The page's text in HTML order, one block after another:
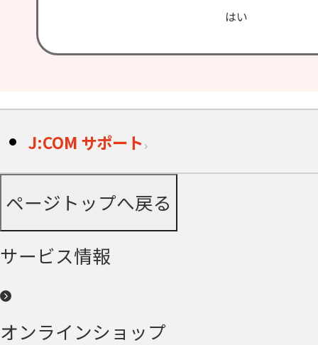
はい
J:COM サポート
ページトップへ戻る
サービス情報
オンラインショップ